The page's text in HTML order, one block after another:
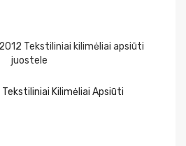
Kilimėliai Apsiūti